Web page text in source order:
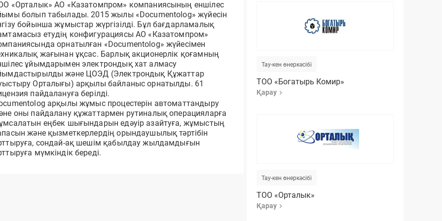
Құжаттарды бірнеше рет басу арқылы қарсы
тарапқа рәсімдеп жіберіңіз
Электрондық еңбек шарттары
Қызметкерлерді онлайн рәсімдеңіз,
қағазбастылықтан арылыңыз
Құжатты тексеру
Құжат туралы ақпаратты оның DOC ID арқылы
алыңыз
Қолдау орталығы
24/7 режимде жүйеде жұмыс істеу бойынша көмек
алыңыз
«Орталык» АО «Казатомпром» компаниясының еншілес
болып табылады. 2015 жылы «Documentolog» жүйесін
бойынша жұмыстар жүргізілді. Бұл бағдарламалық
етудің конфигурациясы АО «Казатомпром»
орнатылған «Documentolog» жүйесімен
жағынан ұқсас. Барлық акционерлік қоғамның
ұйымдарымен электрондық хат алмасу
және ЦОЭД (Электрондық Құжаттар
Орталығы) арқылы байланыс орнатылды. 61
пайдалануға берілді.
арқылы жұмыс процестерін автоматтандыру
оны пайдалану құжаттармен рутиналық операцияларға
еңбек шығындарын едәуір азайтуға, жұмыстың
және қызметкерлердің орындаушылық тәртібін
сондай-ақ шешім қабылдау жылдамдығын
мүмкіндік береді.
Тау-кен өнеркәсібі
ТОО «Богатырь Комир»
Қарау
Тау-кен өнеркәсібі
ТОО «Орталык»
Қарау